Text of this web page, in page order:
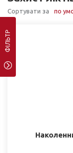
Сортувати за по
ФІЛЬТР